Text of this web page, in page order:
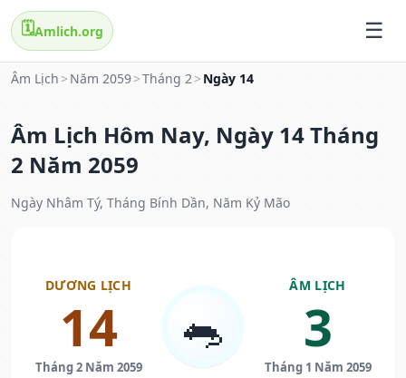
🗓️Amlich.org
Âm Lịch > Năm 2059>Tháng 2> Ngày 14
Âm Lịch Hôm Nay, Ngày 14 Tháng
2 Năm 2059
Ngày Nhâm Tý, Tháng Bính Dần, Năm Kỷ Mão
DƯƠNG LỊCH
14
Tháng 2 Năm 2059
🐀
ÂM LỊCH
3
Tháng 1 Năm 2059